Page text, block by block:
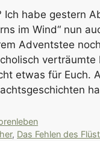
Ich habe gestern
im Wind“ nun
Adventstee
verträumte
etwas für Euch.
, Das Fehlen des